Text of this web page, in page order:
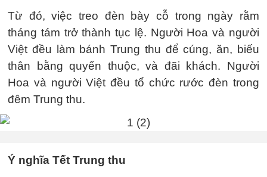
Từ đó, việc treo đèn bày cỗ trong ngày rằm
tháng tám trở thành tục lệ. Người Hoa và người
Việt đều làm bánh Trung thu để cúng, ăn, biếu
thân bằng quyến thuộc, và đãi khách. Người
Hoa và người Việt đều tổ chức rước đèn trong
đêm Trung thu.
Ý nghĩa Tết Trung thu